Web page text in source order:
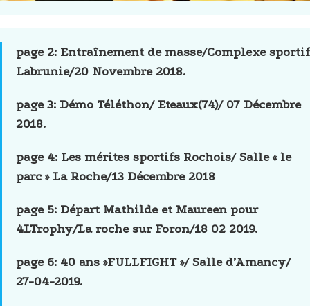
page 2: Entraînement de masse/Complexe sportif
Labrunie/20 Novembre 2018.
page 3: Démo Téléthon/ Eteaux(74)/ 07 Décembre
2018.
page 4: Les mérites sportifs Rochois/ Salle « le
parc » La Roche/13 Décembre 2018
page 5: Départ Mathilde et Maureen pour
4LTrophy/La roche sur Foron/18 02 2019.
page 6: 40 ans »FULLFIGHT »/ Salle d’Amancy/
27-04-2019.